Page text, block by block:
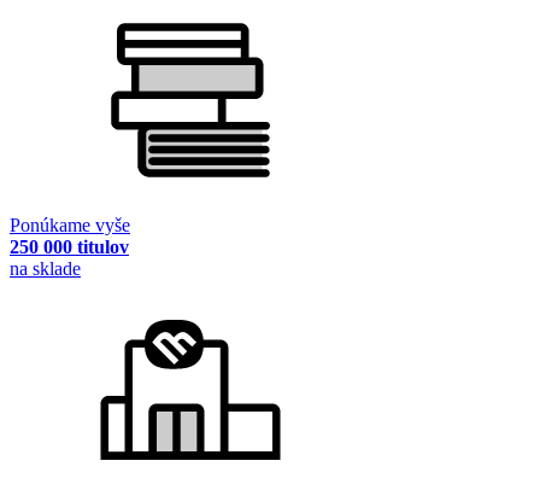
Ponúkame vyše
250 000 titulov
na sklade